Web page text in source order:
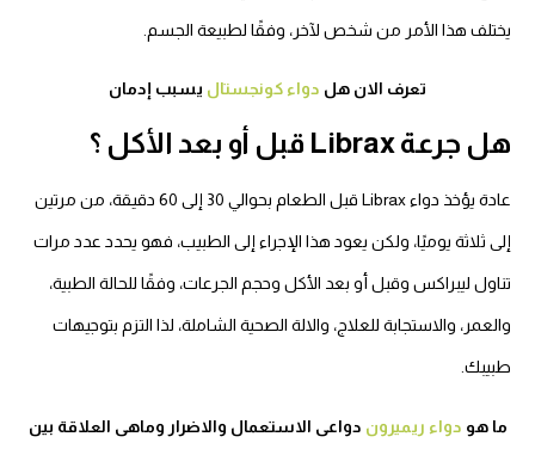
يختلف هذا الأمر من شخص لآخر، وفقًا لطبيعة الجسم.
تعرف الان هل دواء كونجستال يسبب إدمان
هل جرعة Librax قبل أو بعد الأكل ؟
عادة يؤخذ دواء Librax قبل الطعام بحوالي 30 إلى 60 دقيقة، من مرتين
إلى ثلاثة يوميًا، ولكن يعود هذا الإجراء إلى الطبيب، فهو يحدد عدد مرات
تناول ليبراكس وقبل أو بعد الأكل وحجم الجرعات، وفقًا للحالة الطبية،
والعمر، والاستجابة للعلاج، والالة الصحية الشاملة، لذا التزم بتوجيهات
طبيبك.
ما هو دواء ريميرون دواعى الاستعمال والاضرار وماهى العلاقة بين